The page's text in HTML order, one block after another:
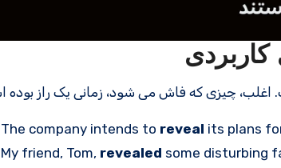
The company intends to reveal its plans
My friend, Tom, revealed some disturbing